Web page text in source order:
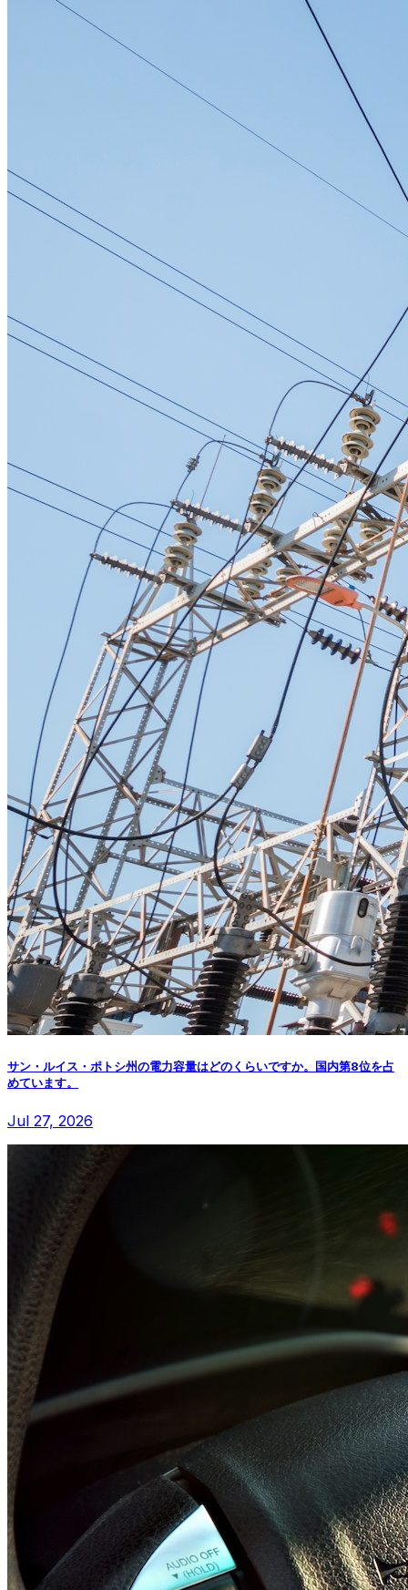
サン・ルイス・ポトシ州の電力容量はどのくらいですか。国内第8位を占
めています。
Jul 27, 2026